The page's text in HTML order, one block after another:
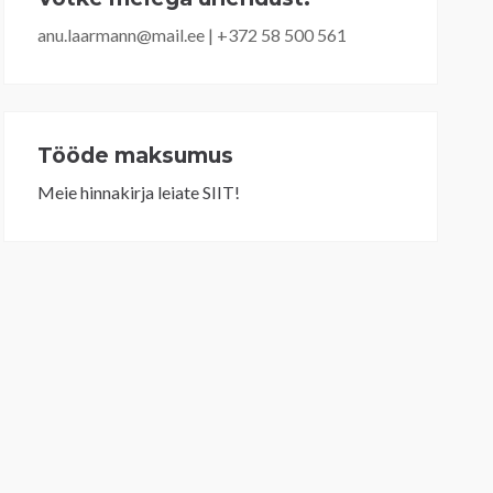
anu.laarmann@mail.ee | +372 58 500 561
Tööde maksumus
Meie hinnakirja leiate SIIT!